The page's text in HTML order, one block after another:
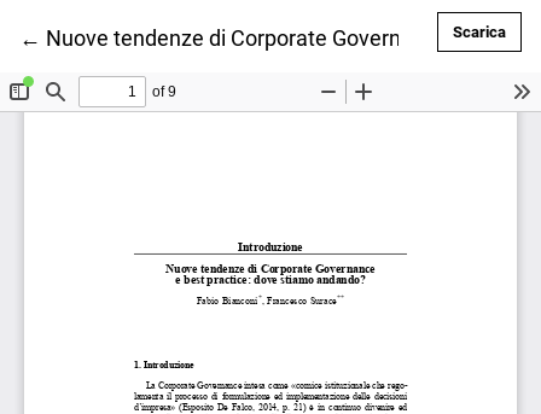
← Ritorna ai dettagli dell'articolo
Nuove tendenze di Corporate Governance e best
Scarica